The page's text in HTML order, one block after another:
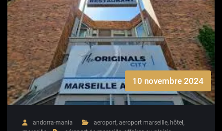
10 novembre 2024
andorra-mania aeroport, aeroport marseille, hôtel,